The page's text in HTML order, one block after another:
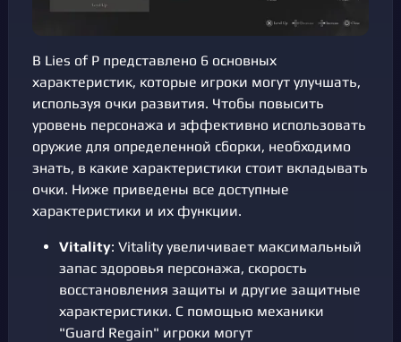
В Lies of P представлено 6 основных
характеристик, которые игроки могут улучшать,
используя очки развития. Чтобы повысить
уровень персонажа и эффективно использовать
оружие для определенной сборки, необходимо
знать, в какие характеристики стоит вкладывать
очки. Ниже приведены все доступные
характеристики и их функции.
Vitality: Vitality увеличивает максимальный
запас здоровья персонажа, скорость
восстановления защиты и другие защитные
характеристики. С помощью механики
"Guard Regain" игроки могут